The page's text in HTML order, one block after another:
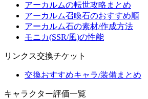
アーカルムの転世攻略まとめ
アーカルム召喚石のおすすめ順
アーカルム石の素材/作成方法
モニカ(SSR/風)の性能
リンクス交換チケット
交換おすすめキャラ/装備まとめ
キャラクター評価一覧